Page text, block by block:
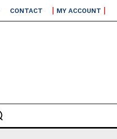
CONTACT MY ACCOUNT